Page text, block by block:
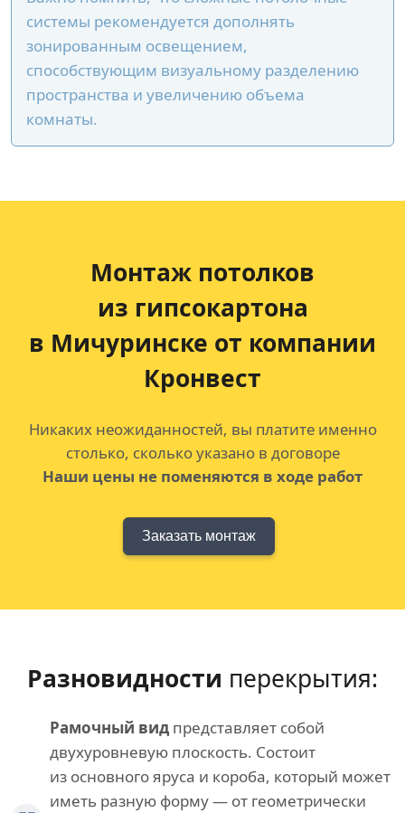
системы рекомендуется дополнять
зонированным освещением,
способствующим визуальному разделению
пространства и увеличению объема
комнаты.
Монтаж потолков
из гипсокартона
в Мичуринске от компании
Кронвест
Никаких неожиданностей, вы платите именно
столько, сколько указано в договоре
Наши цены не поменяются в ходе работ
Заказать монтаж
Разновидности перекрытия:
Рамочный вид представляет собой
двухуровневую плоскость. Состоит
из основного яруса и короба, который может
иметь разную форму — от геометрически